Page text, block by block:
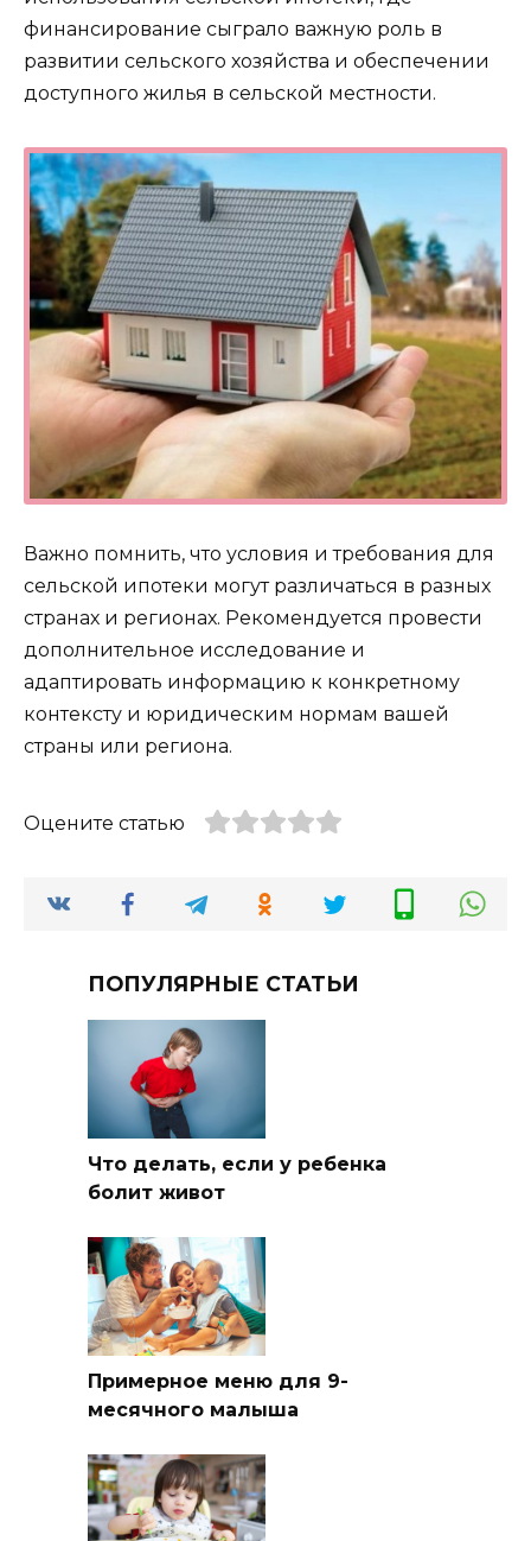
финансирование сыграло важную роль в
развитии сельского хозяйства и обеспечении
доступного жилья в сельской местности.
Важно помнить, что условия и требования для
сельской ипотеки могут различаться в разных
странах и регионах. Рекомендуется провести
дополнительное исследование и
адаптировать информацию к конкретному
контексту и юридическим нормам вашей
страны или региона.
Оцените статью
ПОПУЛЯРНЫЕ СТАТЬИ
Что делать, если у ребенка
болит живот
Примерное меню для 9-
месячного малыша